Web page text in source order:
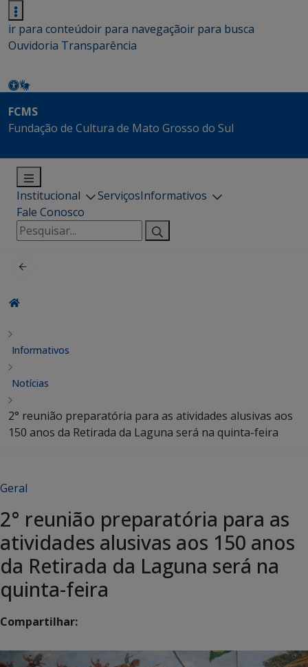
ir para conteúdoir para navegaçãoir para busca
Ouvidoria Transparência
FCMS
Fundação de Cultura de Mato Grosso do Sul
Institucional ServiçosInformativos
Fale Conosco
Pesquisar
por:
Informativos
Notícias
2° reunião preparatória para as atividades alusivas aos
150 anos da Retirada da Laguna será na quinta-feira
Geral
2° reunião preparatória para as
atividades alusivas aos 150 anos
da Retirada da Laguna será na
quinta-feira
Compartilhar: